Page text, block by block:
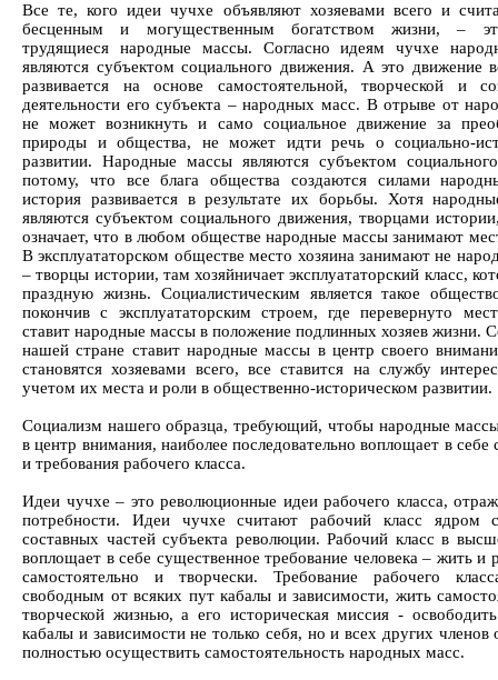
Все те, кого идеи чучхе объявляют хозяевами всего и
бесценным и могущественным богатством жизни, –
трудящиеся народные массы. Согласно идеям чучхе
являются субъектом социального движения. А это движение
развивается на основе самостоятельной, творческой и
деятельности его субъекта – народных масс. В отрыве от
не может возникнуть и само социальное движение за
природы и общества, не может идти речь о социально-
развитии. Народные массы являются субъектом
потому, что все блага общества создаются силами
история развивается в результате их борьбы. Хотя
являются субъектом социального движения, творцами
означает, что в любом обществе народные массы занимают
В эксплуататорском обществе место хозяина занимают не
– творцы истории, там хозяйничает эксплуататорский класс,
праздную жизнь. Социалистическим является такое
покончив с эксплуататорским строем, где перевернуто
ставит народные массы в положение подлинных хозяев жизни.
нашей стране ставит народные массы в центр своего
становятся хозяевами всего, все ставится на службу
учетом их места и роли в общественно-историческом развитии.
Социализм нашего образца, требующий, чтобы народные
в центр внимания, наиболее последовательно воплощает в себе
и требования рабочего класса.
Идеи чучхе – это революционные идеи рабочего класса,
потребности. Идеи чучхе считают рабочий класс ядром
составных частей субъекта революции. Рабочий класс в
воплощает в себе существенное требование человека – жить и
самостоятельно и творчески. Требование рабочего
свободным от всяких пут кабалы и зависимости, жить
творческой жизнью, а его историческая миссия -
кабалы и зависимости не только себя, но и всех других членов
полностью осуществить самостоятельность народных масс.